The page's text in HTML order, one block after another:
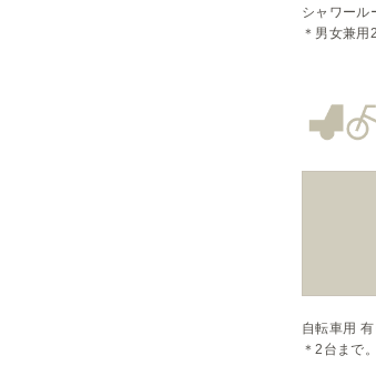
シャワール
＊男女兼用
自転車用 有
＊2台まで